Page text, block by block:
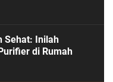
Sehat: Inilah
di Rumah